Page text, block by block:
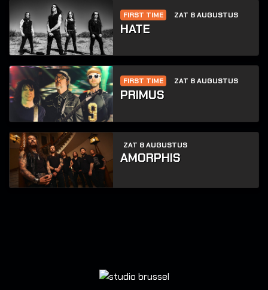
FIRST TIME ZAT 8 AUGUSTUS
HATE
FIRST TIME ZAT 8 AUGUSTUS
PRIMUS
ZAT 8 AUGUSTUS
AMORPHIS